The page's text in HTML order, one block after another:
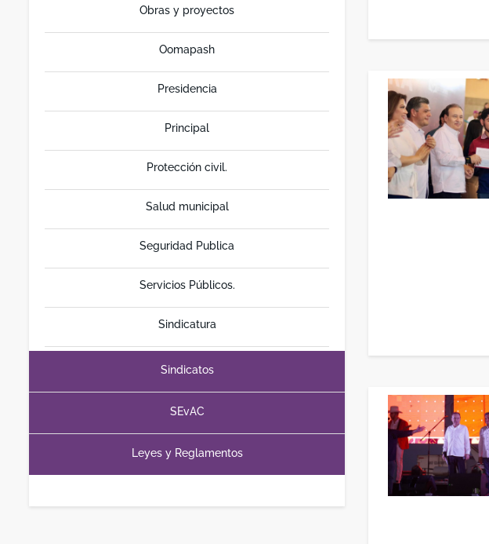
Obras y proyectos
Oomapash
Presidencia
Principal
Protección civil.
Salud municipal
Seguridad Publica
Servicios Públicos.
Sindicatura
Sindicatos
SEvAC
Leyes y Reglamentos